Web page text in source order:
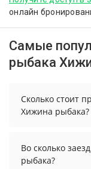
онлайн
Самые
рыбака
Сколько стоит
Хижина рыбака?
в доме
даты и
Во сколько
рыбака?